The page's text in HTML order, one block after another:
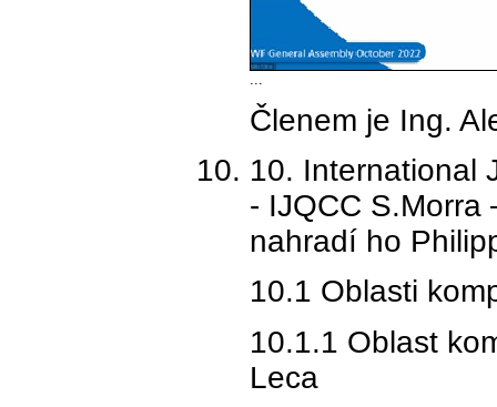
...
Členem je Ing.
10. International
- IJQCC S.Morra
nahradí ho
10.1 Oblasti
10.1.1 Oblast
Leca